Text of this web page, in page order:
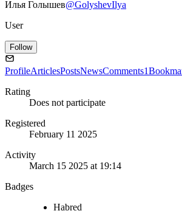
Илья Голышев@GolyshevIlya
User
Follow
ProfileArticlesPostsNewsComments1
Rating
Does not participate
Registered
February 11 2025
Activity
March 15 2025 at 19:14
Badges
Habred